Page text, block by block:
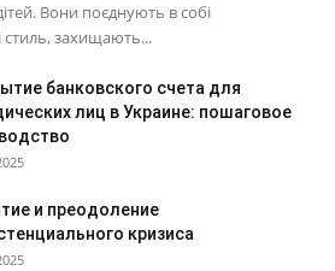
Вони поєднують в собі
стиль, захищають...
банковского счета для
лиц в Украине: пошаговое
и преодоление
кризиса